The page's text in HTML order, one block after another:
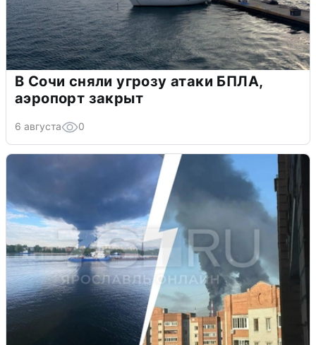
В Сочи сняли угрозу атаки БПЛА,
аэропорт закрыт
6 августа 0